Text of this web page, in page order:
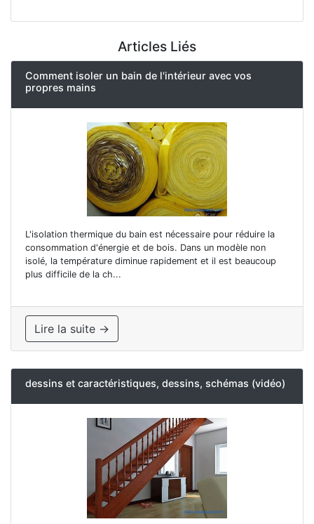
Articles Liés
Comment isoler un bain de l'intérieur avec vos
propres mains
L'isolation thermique du bain est nécessaire pour réduire la
consommation d'énergie et de bois. Dans un modèle non
isolé, la température diminue rapidement et il est beaucoup
plus difficile de la ch...
Lire la suite →
dessins et caractéristiques, dessins, schémas (vidéo)